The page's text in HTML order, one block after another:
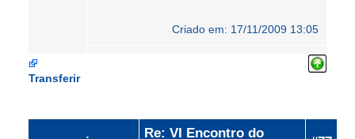
Criado em: 17/11/2009 13:05
Transferir
Re: VI Encontro do